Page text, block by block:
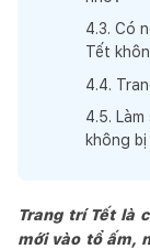
4.3. Có
Tết
4.4.
4.5.
không
Trang trí Tết là
mới vào tổ ấm,